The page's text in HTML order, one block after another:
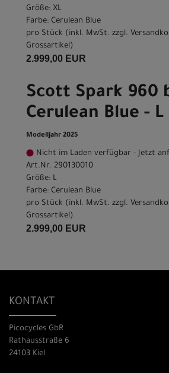
Größe: XL
Farbe: Cerulean Blue
pro Stück (inkl. MwSt. zzgl.
Grossartikel)
2.999,00 EUR
Scott Spark 960
Cerulean Blue - L
Modelljahr 2025
Nicht im Laden verfügbar - Jetzt
Art.Nr. 290130010
Größe: L
Farbe: Cerulean Blue
pro Stück (inkl. MwSt. zzgl.
Grossartikel)
2.999,00 EUR
KONTAKT
Picocycles GbR
Rathausstraße 6
24103 Kiel